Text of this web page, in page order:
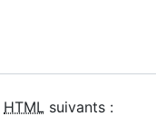
HTML suivants :